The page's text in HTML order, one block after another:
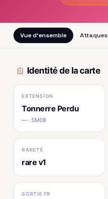
Vue d'ensemble Attaques
Identité de la carte
EXTENSION
Tonnerre Perdu
— · SM08
RARETÉ
rare v1
SORTIE FR